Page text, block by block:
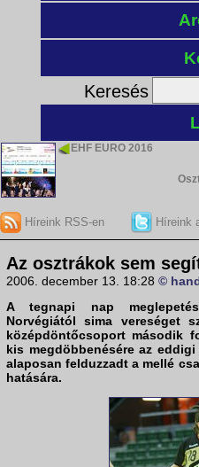
Keresés
EHF EURO 2016
Híreink RSS-en Híreink
Az osztrákok sem
2006. december 13. 18:28 ©
A tegnapi nap
Norvégiától sima vereséget
középdöntőcsoport második
kis megdöbbenésére az
alaposan felduzzadt a mellé
hatására.